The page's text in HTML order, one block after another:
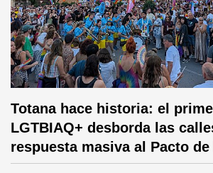
Totana hace historia: el
LGTBIAQ+ desborda las
respuesta masiva al Pacto de